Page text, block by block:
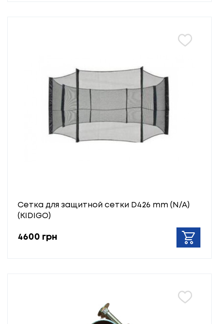
Сетка для защитной сетки D426 mm (N/A)
(KIDIGO)
4600 грн